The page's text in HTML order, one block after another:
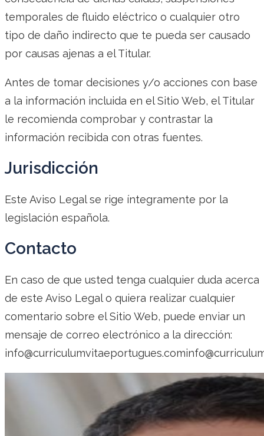
temporales de fluido eléctrico o cualquier otro
tipo de daño indirecto que te pueda ser causado
por causas ajenas a el Titular.
Antes de tomar decisiones y/o acciones con base
a la información incluida en el Sitio Web, el Titular
le recomienda comprobar y contrastar la
información recibida con otras fuentes.
Jurisdicción
Este Aviso Legal se rige íntegramente por la
legislación española.
Contacto
En caso de que usted tenga cualquier duda acerca
de este Aviso Legal o quiera realizar cualquier
comentario sobre el Sitio Web, puede enviar un
mensaje de correo electrónico a la dirección: